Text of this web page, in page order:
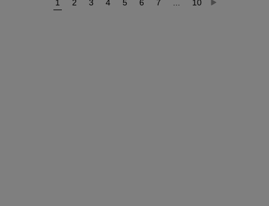
1 2 3 4 5 6 7 10